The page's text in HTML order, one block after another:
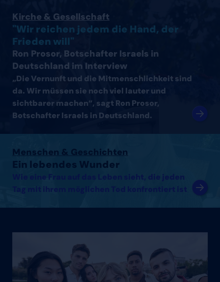
Kirche & Gesellschaft
"Wir reichen jedem die Hand, der
Frieden will"
Ron Prosor, Botschafter Israels in
Deutschland im Interview
„Die Vernunft und die Mitmenschlichkeit sind
da. Wir müssen sie noch viel lauter und
sichtbarer machen“, sagt Ron Prosor,
Botschafter Israels in Deutschland.
Menschen & Geschichten
Ein lebendes Wunder
Wie eine Frau auf das Leben sieht, die jeden
Tag mit ihrem möglichen Tod konfrontiert ist